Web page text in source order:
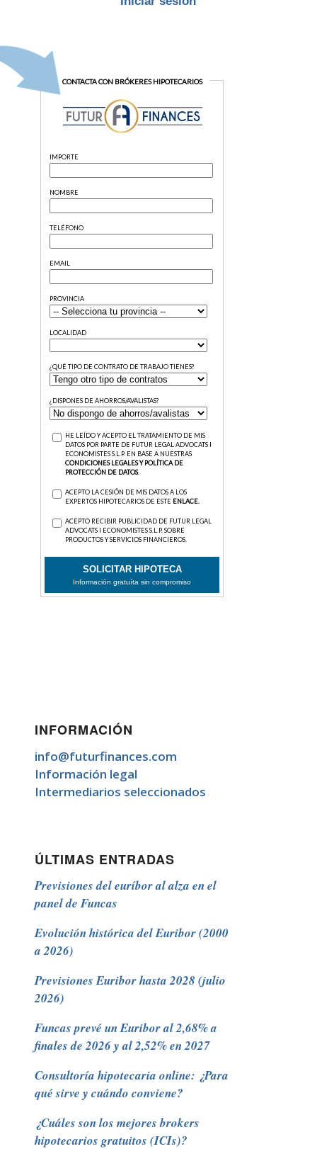
INFORMACIÓN
info@futurfinances.com
Información legal
Intermediarios seleccionados
ÚLTIMAS ENTRADAS
Previsiones del euríbor al alza en el
panel de Funcas
Evolución histórica del Euribor (2000
a 2026)
Previsiones Euribor hasta 2028 (julio
2026)
Funcas prevé un Euribor al 2,68% a
finales de 2026 y al 2,52% en 2027
Consultoría hipotecaria online: ¿Para
qué sirve y cuándo conviene?
¿Cuáles son los mejores brokers
hipotecarios gratuitos (ICIs)?